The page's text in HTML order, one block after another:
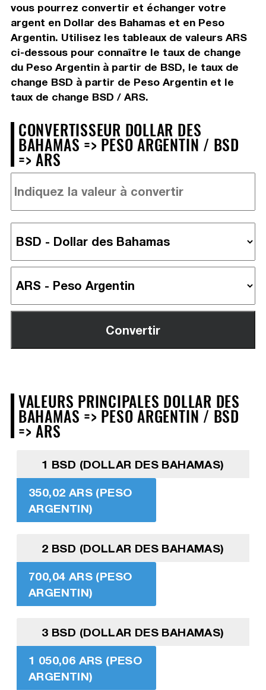
vous pourrez convertir et échanger votre
argent en Dollar des Bahamas et en Peso
Argentin. Utilisez les tableaux de valeurs ARS
ci-dessous pour connaître le taux de change
du Peso Argentin à partir de BSD, le taux de
change BSD à partir de Peso Argentin et le
taux de change BSD / ARS.
CONVERTISSEUR DOLLAR DES
BAHAMAS => PESO ARGENTIN / BSD
=> ARS
VALEURS PRINCIPALES DOLLAR DES
BAHAMAS => PESO ARGENTIN / BSD
=> ARS
1 BSD (DOLLAR DES BAHAMAS)
350,02 ARS (PESO
ARGENTIN)
2 BSD (DOLLAR DES BAHAMAS)
700,04 ARS (PESO
ARGENTIN)
3 BSD (DOLLAR DES BAHAMAS)
1 050,06 ARS (PESO
ARGENTIN)